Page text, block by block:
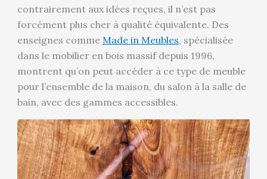
contrairement aux idées reçues, il n’est pas
forcément plus cher à qualité équivalente. Des
enseignes comme Made in Meubles, spécialisée
dans le mobilier en bois massif depuis 1996,
montrent qu’on peut accéder à ce type de meuble
pour l’ensemble de la maison, du salon à la salle de
bain, avec des gammes accessibles.